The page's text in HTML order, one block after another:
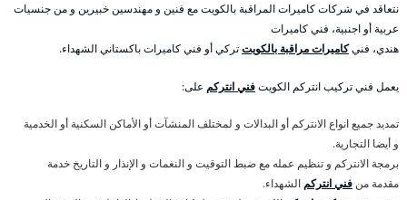
نتعاقد في شركات كاميرات المراقبة بالكويت مع فنين و مهندسين خبيرين و من جنسيات
عربية أو اجنبية، فني كاميرات
هندي، فنيكاميرات مراقبة بالكويتتركي أو فني كاميرات باكستاني الشهداء.
يعمل فني تركيب انتركم الكويتفني انتركم على:
تمديد جميع انواع الانتركم أو البدالات و لمختلف المنشآت أو الأماكن السكنية أو الخدمية
و أيضا التجارية.
برمجة الانتركم و تنظيم عمله مع ضبط التوقيت و النغمات و الإنذار و التاريخ خدمة
مقدمة من فني انتركم الشهداء.